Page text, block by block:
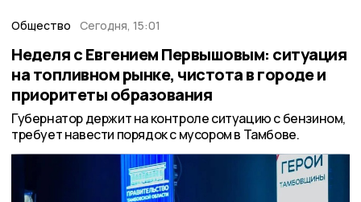
Общество Сегодня, 15:01
Неделя с Евгением Первышовым: ситуация
на топливном рынке, чистота в городе и
приоритеты образования
Губернатор держит на контроле ситуацию с бензином,
требует навести порядок с мусором в Тамбове.